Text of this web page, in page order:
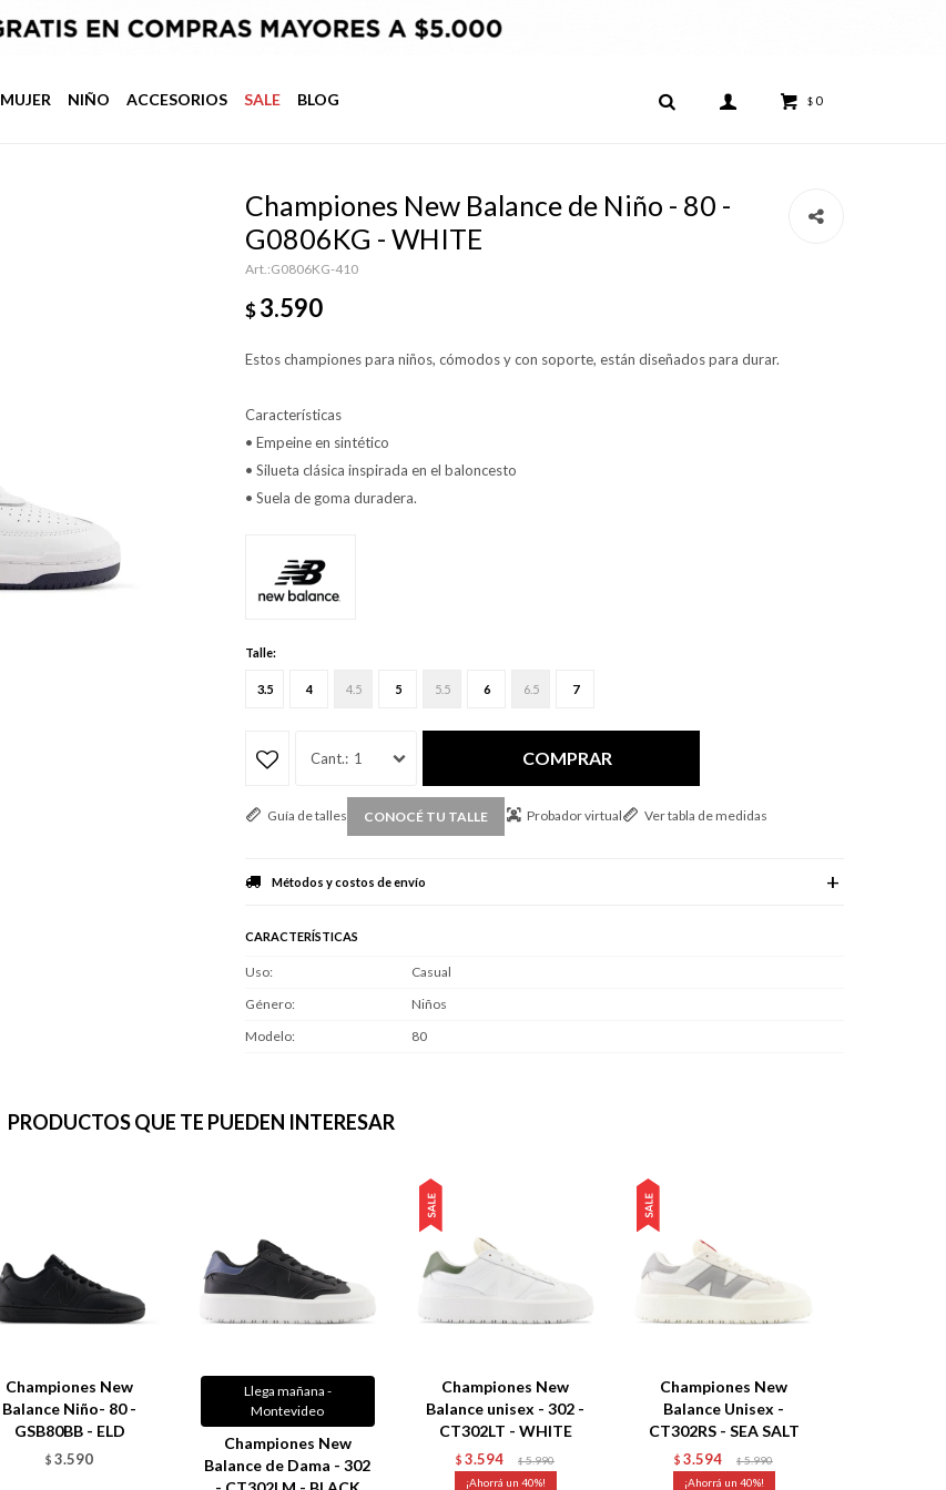
MUJER NIÑO ACCESORIOS SALE BLOG $ 0
Championes New Balance de Niño - 80 -
G0806KG - WHITE
G0806KG-410
$3.590
Estos championes para niños, cómodos y con soporte, están diseñados para durar.
Características
• Empeine en sintético
• Silueta clásica inspirada en el baloncesto
• Suela de goma duradera.
Talle:
3.5 4 4.5 5 5.5 6 6.5 7
1 COMPRAR
Guía de talles CONOCÉ TU TALLE Probador virtual Ver tabla de medidas
Métodos y costos de envío
CARACTERÍSTICAS
Uso
Casual
Género
Niños
Modelo
80
PRODUCTOS QUE TE PUEDEN INTERESAR
Championes New
Balance Niño- 80 -
GSB80BB - ELD
$ 3.590
Llega mañana -
Montevideo
Championes New
Balance de Dama - 302
Championes New
Balance unisex - 302 -
CT302LT - WHITE
$ 3.594 $ 5.990
40
Championes New
Balance Unisex -
CT302RS - SEA SALT
$ 3.594 $ 5.990
40